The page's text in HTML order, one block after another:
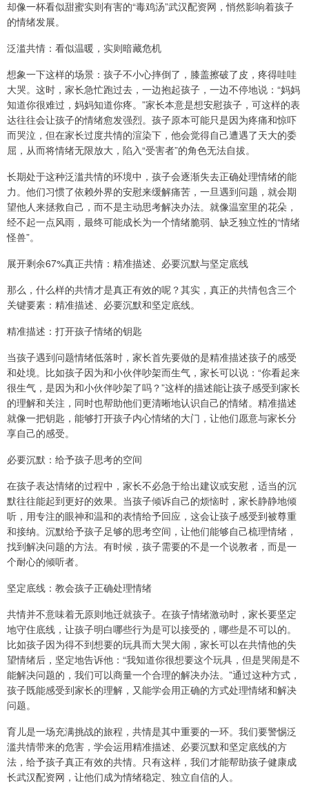
却像一杯看似甜蜜实则有害的“毒鸡汤”武汉配资网，悄然影响着孩子
的情绪发展。
泛滥共情：看似温暖，实则暗藏危机
想象一下这样的场景：孩子不小心摔倒了，膝盖擦破了皮，疼得哇哇
大哭。这时，家长急忙跑过去，一边抱起孩子，一边不停地说：“妈妈
知道你很难过，妈妈知道你疼。”家长本意是想安慰孩子，可这样的表
达往往会让孩子的情绪愈发强烈。孩子原本可能只是因为疼痛和惊吓
而哭泣，但在家长过度共情的渲染下，他会觉得自己遭遇了天大的委
屈，从而将情绪无限放大，陷入“受害者”的角色无法自拔。
长期处于这种泛滥共情的环境中，孩子会逐渐失去正确处理情绪的能
力。他们习惯了依赖外界的安慰来缓解痛苦，一旦遇到问题，就会期
望他人来拯救自己，而不是主动思考解决办法。就像温室里的花朵，
经不起一点风雨，最终可能成长为一个情绪脆弱、缺乏独立性的“情绪
怪兽”。
展开剩余67%真正共情：精准描述、必要沉默与坚定底线
那么，什么样的共情才是真正有效的呢？其实，真正的共情包含三个
关键要素：精准描述、必要沉默和坚定底线。
精准描述：打开孩子情绪的钥匙
当孩子遇到问题情绪低落时，家长首先要做的是精准描述孩子的感受
和处境。比如孩子因为和小伙伴吵架而生气，家长可以说：“你看起来
很生气，是因为和小伙伴吵架了吗？”这样的描述能让孩子感受到家长
的理解和关注，同时也帮助他们更清晰地认识自己的情绪。精准描述
就像一把钥匙，能够打开孩子内心情绪的大门，让他们愿意与家长分
享自己的感受。
必要沉默：给予孩子思考的空间
在孩子表达情绪的过程中，家长不必急于给出建议或安慰，适当的沉
默往往能起到更好的效果。当孩子倾诉自己的烦恼时，家长静静地倾
听，用专注的眼神和温和的表情给予回应，这会让孩子感受到被尊重
和接纳。沉默给予孩子足够的思考空间，让他们能够自己梳理情绪，
找到解决问题的方法。有时候，孩子需要的不是一个说教者，而是一
个耐心的倾听者。
坚定底线：教会孩子正确处理情绪
共情并不意味着无原则地迁就孩子。在孩子情绪激动时，家长要坚定
地守住底线，让孩子明白哪些行为是可以接受的，哪些是不可以的。
比如孩子因为得不到想要的玩具而大哭大闹，家长可以在共情他的失
望情绪后，坚定地告诉他：“我知道你很想要这个玩具，但是哭闹是不
能解决问题的，我们可以商量一个合理的解决办法。”通过这种方式，
孩子既能感受到家长的理解，又能学会用正确的方式处理情绪和解决
问题。
育儿是一场充满挑战的旅程，共情是其中重要的一环。我们要警惕泛
滥共情带来的危害，学会运用精准描述、必要沉默和坚定底线的方
法，给予孩子真正有效的共情。只有这样，我们才能帮助孩子健康成
长武汉配资网，让他们成为情绪稳定、独立自信的人。